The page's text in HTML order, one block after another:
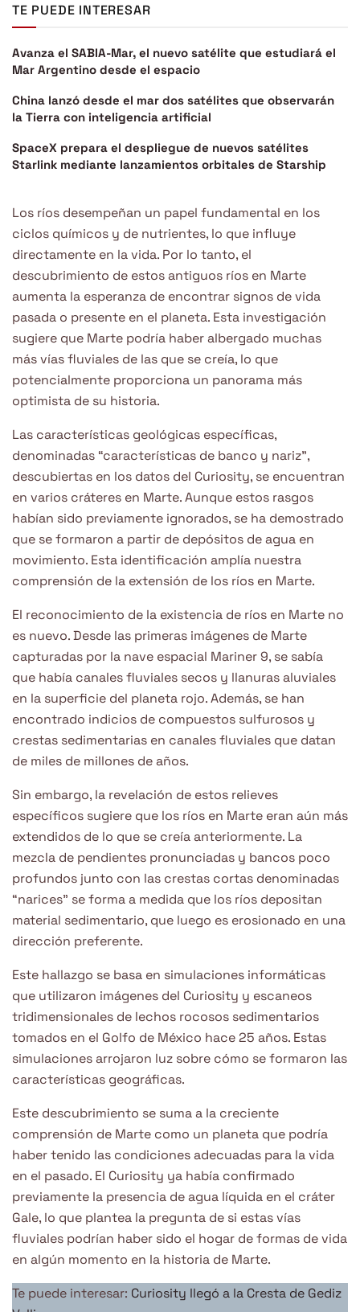
TE PUEDE INTERESAR
Avanza el SABIA-Mar, el nuevo satélite que estudiará el
Mar Argentino desde el espacio
China lanzó desde el mar dos satélites que observarán
la Tierra con inteligencia artificial
SpaceX prepara el despliegue de nuevos satélites
Starlink mediante lanzamientos orbitales de Starship
Los ríos desempeñan un papel fundamental en los
ciclos químicos y de nutrientes, lo que influye
directamente en la vida. Por lo tanto, el
descubrimiento de estos antiguos ríos en Marte
aumenta la esperanza de encontrar signos de vida
pasada o presente en el planeta. Esta investigación
sugiere que Marte podría haber albergado muchas
más vías fluviales de las que se creía, lo que
potencialmente proporciona un panorama más
optimista de su historia.
Las características geológicas específicas,
denominadas “características de banco y nariz”,
descubiertas en los datos del Curiosity, se encuentran
en varios cráteres en Marte. Aunque estos rasgos
habían sido previamente ignorados, se ha demostrado
que se formaron a partir de depósitos de agua en
movimiento. Esta identificación amplía nuestra
comprensión de la extensión de los ríos en Marte.
El reconocimiento de la existencia de ríos en Marte no
es nuevo. Desde las primeras imágenes de Marte
capturadas por la nave espacial Mariner 9, se sabía
que había canales fluviales secos y llanuras aluviales
en la superficie del planeta rojo. Además, se han
encontrado indicios de compuestos sulfurosos y
crestas sedimentarias en canales fluviales que datan
de miles de millones de años.
Sin embargo, la revelación de estos relieves
específicos sugiere que los ríos en Marte eran aún más
extendidos de lo que se creía anteriormente. La
mezcla de pendientes pronunciadas y bancos poco
profundos junto con las crestas cortas denominadas
“narices” se forma a medida que los ríos depositan
material sedimentario, que luego es erosionado en una
dirección preferente.
Este hallazgo se basa en simulaciones informáticas
que utilizaron imágenes del Curiosity y escaneos
tridimensionales de lechos rocosos sedimentarios
tomados en el Golfo de México hace 25 años. Estas
simulaciones arrojaron luz sobre cómo se formaron las
características geográficas.
Este descubrimiento se suma a la creciente
comprensión de Marte como un planeta que podría
haber tenido las condiciones adecuadas para la vida
en el pasado. El Curiosity ya había confirmado
previamente la presencia de agua líquida en el cráter
Gale, lo que plantea la pregunta de si estas vías
fluviales podrían haber sido el hogar de formas de vida
en algún momento en la historia de Marte.
Te puede interesar: Curiosity llegó a la Cresta de Gediz